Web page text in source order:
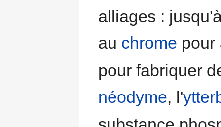
alliages :
au chrome
pour fabriquer
néodyme, l'